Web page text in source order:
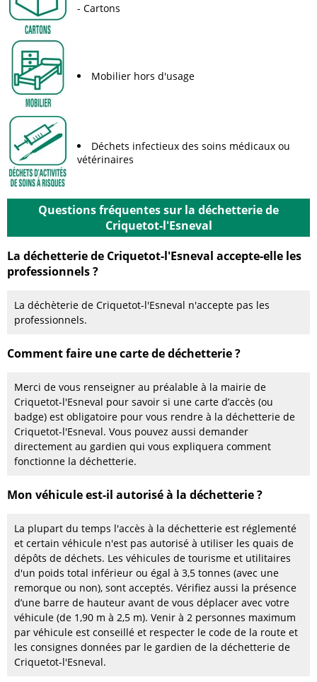
Cartons
Mobilier hors d'usage
Déchets infectieux des soins médicaux ou
vétérinaires
Questions fréquentes sur la déchetterie de
Criquetot-l'Esneval
La déchetterie de Criquetot-l'Esneval accepte-elle les
professionnels ?
La déchèterie de Criquetot-l'Esneval n'accepte pas les
professionnels.
Comment faire une carte de déchetterie ?
Merci de vous renseigner au préalable à la mairie de
Criquetot-l'Esneval pour savoir si une carte d’accès (ou
badge) est obligatoire pour vous rendre à la déchetterie de
Criquetot-l'Esneval. Vous pouvez aussi demander
directement au gardien qui vous expliquera comment
fonctionne la déchetterie.
Mon véhicule est-il autorisé à la déchetterie ?
La plupart du temps l'accès à la déchetterie est réglementé
et certain véhicule n'est pas autorisé à utiliser les quais de
dépôts de déchets. Les véhicules de tourisme et utilitaires
d'un poids total inférieur ou égal à 3,5 tonnes (avec une
remorque ou non), sont acceptés. Vérifiez aussi la présence
d’une barre de hauteur avant de vous déplacer avec votre
véhicule (de 1,90 m à 2,5 m). Venir à 2 personnes maximum
par véhicule est conseillé et respecter le code de la route et
les consignes données par le gardien de la déchetterie de
Criquetot-l'Esneval.